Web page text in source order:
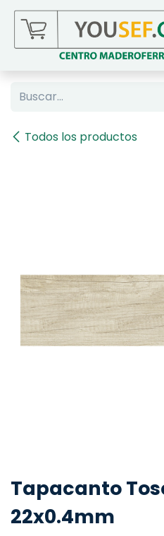
Ir al contenido
Todos los productos
Tapacanto
22x0.4mm